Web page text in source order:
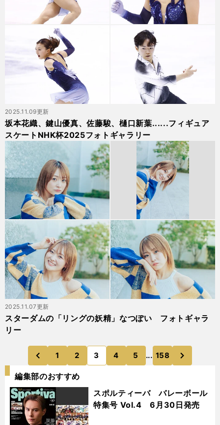
坂本花織、鍵山優真、佐藤駿、樋口新葉......フィギュア
スケートNHK杯2025フォトギャラリー
2025.11.09更新
スターダムの「リングの妖精」なつぽい フォトギャラ
リー
2025.11.07更新
前
のページへ
1 2 3 4 5 ... 158
編集部のおすすめ
スポルティーバ バレーボール
特集号 Vol.4 6月30日発売